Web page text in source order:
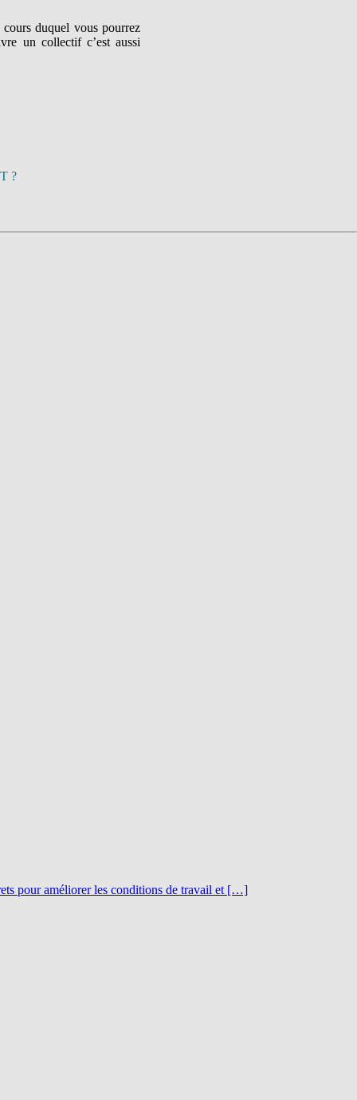
duquel vous pourrez
un collectif c’est aussi
?
pour améliorer les conditions de travail et […]